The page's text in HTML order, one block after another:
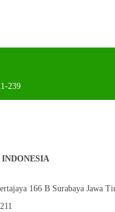
239
166 B Surabaya Jawa